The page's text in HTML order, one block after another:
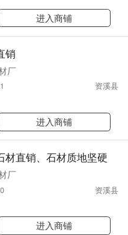
进入商铺
销
厂
资溪县
进入商铺
材直销、石材质地坚硬
厂
资溪县
进入商铺